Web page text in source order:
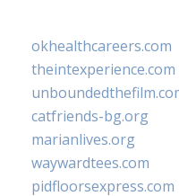
okhealthcareers.com
theintexperience.com
catfriends-bg.org
marianlives.org
waywardtees.com
pidfloorsexpress.com